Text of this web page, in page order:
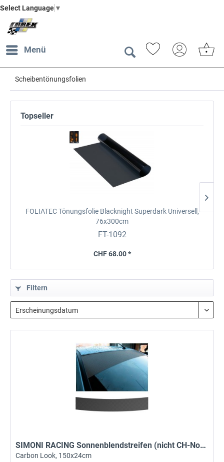
Select Language ▼
Menü
Scheibentönungsfolien
Topseller
FOLIATEC Tönungsfolie Blacknight Superdark Universell,
76x300cm
FT-1092
CHF 68.00 *
Filtern
SIMONI RACING Sonnenblendstreifen (nicht CH-Norm)
Carbon Look, 150x24cm